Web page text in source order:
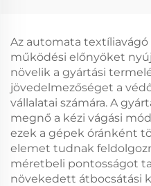
Az automata
működési előnyöket
növelik a gyártási
jövedelmezőséget a
vállalatai számára. A
megnő a kézi vágási
ezek a gépek óránként
elemet tudnak
méretbeli pontosságot
növekedett átbocsátási